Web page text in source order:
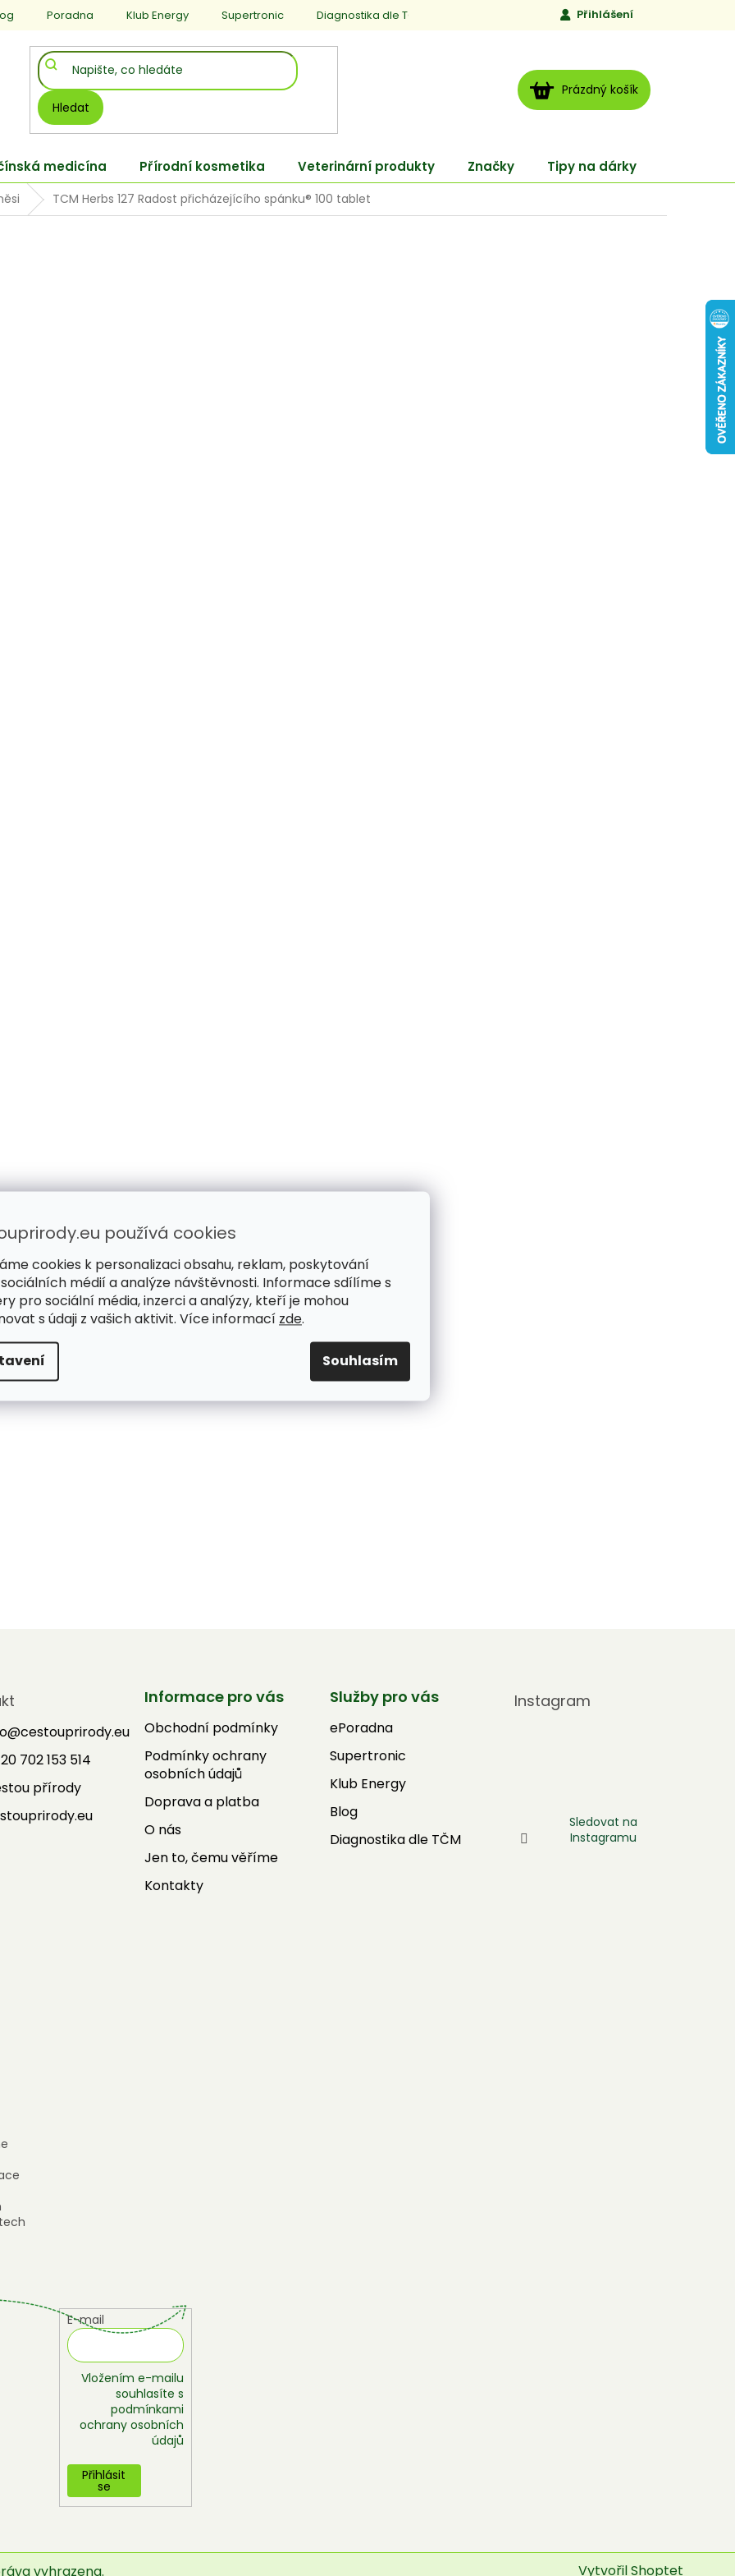
používá cookies
cookies k personalizaci obsahu, reklam, poskytování
médií a analýze návštěvnosti. Informace sdílíme s
pro sociální média, inzerci a analýzy, kteří je mohou
s údaji z vašich aktivit. Více informací zde.
Souhlasím
Poradna Klub Energy Supertronic Diagnostika dle TCM Jen to, čemu věříme
Přihlášení
Hledat
NÁKUPNÍ
KOŠÍK
Prázdný košík
medicína Přírodní kosmetika Veterinární produkty Značky Tipy na dárky
TCM Herbs 127 Radost přicházejícího spánku® 100 tablet
@cestouprirody.eu
702 153 514
přírody
Informace pro vás
Obchodní podmínky
Podmínky ochrany
osobních údajů
Doprava a platba
O nás
Jen to, čemu věříme
Kontakty
Služby pro vás
ePoradna
Supertronic
Klub Energy
Blog
Diagnostika dle TČM
Instagram
Sledovat na
Instagramu
E-mail
Vložením e-mailu
souhlasíte s
podmínkami
ochrany osobních
údajů
Přihlásit
se
Vytvořil Shoptet
vyhrazena.